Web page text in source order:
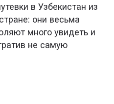
в Узбекистан из
они весьма
много увидеть и
не самую